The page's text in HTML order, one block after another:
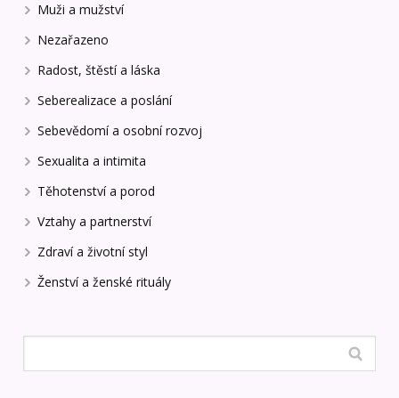
Muži a mužství
Nezařazeno
Radost, štěstí a láska
Seberealizace a poslání
Sebevědomí a osobní rozvoj
Sexualita a intimita
Těhotenství a porod
Vztahy a partnerství
Zdraví a životní styl
Ženství a ženské rituály